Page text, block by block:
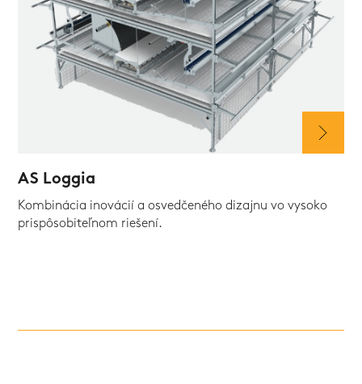
AS Loggia
Kombinácia inovácií a osvedčeného dizajnu vo vysoko
prispôsobiteľnom riešení.